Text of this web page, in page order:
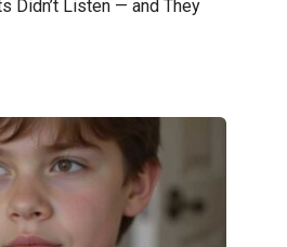
Didn’t Listen — and They